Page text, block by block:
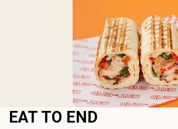
EAT TO END